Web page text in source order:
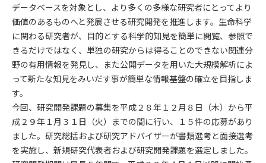
データベースを対象とし、より多くの多様な研究者にとってより
価値のあるものへと発展させる研究開発を推進します。生命科学
に関わる研究者が、目的とする科学的知見を簡単に閲覧、参照で
きるだけではなく、単独の研究からは得ることのできない関連分
野の有用情報を発見し、また公開データを用いた大規模解析によ
って新たな知見をみいだす事が簡単な情報基盤の確立を目指しま
す。
今回、研究開発課題の募集を平成２８年１２月８日（木）から平
成２９年１月３１日（火）までの間に行い、１５件の応募があり
ました。研究総括および研究アドバイザーが書類選考と面接選考
を実施し、新規研究代表者および研究開発課題を選定しました。